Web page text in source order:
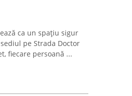
ca un spațiu sigur
pe Strada Doctor
fiecare persoană ...